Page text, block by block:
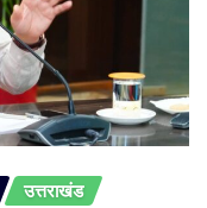
उत्तराखंड